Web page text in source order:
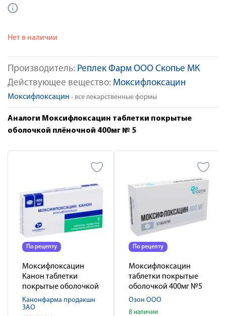
Производитель: Реплек Фарм ООО Скопье МК
Действующее вещество: Моксифлоксацин
Моксифлоксацин - все лекарственные формы
Нет в наличии
Аналоги Моксифлоксацин таблетки покрытые
оболочкой плёночной 400мг № 5
По рецепту
Моксифлоксацин
Канон таблетки
покрытые оболочкой
пленочной 400мг № 5
Канонфарма продакшн
ЗАО
По рецепту
Моксифлоксацин
таблетки покрытые
оболочкой 400мг №5
Озон ООО
В наличии